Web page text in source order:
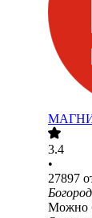
3.4
•
27897
Можно